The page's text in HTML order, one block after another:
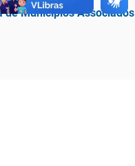
de Municípios Associados